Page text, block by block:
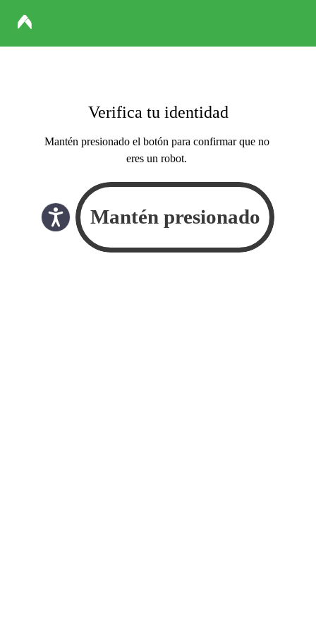
Verifica tu identidad
Mantén presionado el botón para confirmar que no
eres un robot.